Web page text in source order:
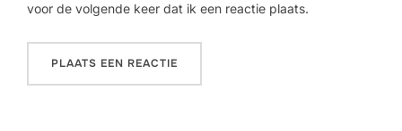
voor de volgende keer dat ik een reactie plaats.